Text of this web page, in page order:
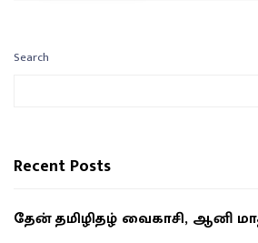
Search
Recent Posts
தேன் தமிழிதழ் வைகாசி, ஆனி